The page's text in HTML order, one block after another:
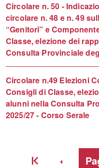
Circolare n. 50 -
circolare n. 48 e n. 49
“Genitori” e
Classe, elezione dei
Consulta Provinciale
Circolare n.49 Elezioni
Consigli di Classe,
alunni nella Consulta
2025/27 - Corso Serale